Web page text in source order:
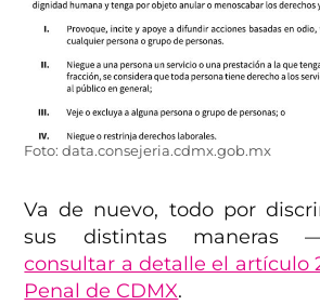
Foto: data.consejeria.cdmx.gob.mx
Va de nuevo, todo por
sus distintas maneras
consultar a detalle el artículo
Penal de CDMX.